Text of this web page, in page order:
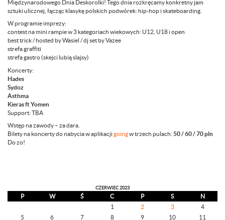
Międzynarodowego Dnia Deskorolki! Tego dnia rozkręcamy konkretny jam
sztuki ulicznej, łącząc klasykę polskich podwórek: hip-hop i skateboarding.
W programie imprezy:
contest na mini rampie w 3 kategoriach wiekowych: U12, U18 i open
best trick / hosted by Wasiel / dj set by Vazee
strefa graffiti
strefa gastro (skejci lubią slajsy)
Koncerty:
Hades
Sydoz
Asthma
Kieras ft Yomen
Support: TBA
Wstęp na zawody – za dara.
Bilety na koncerty do nabycia w aplikacjigoingw trzech pulach:50 / 60 / 70 pln
Do zo!
CZERWIEC 2023
P W Ś C P S
N
1
2 3
4
5
6 7 8 9 10 11